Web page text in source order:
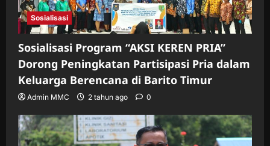
Sosialisasi
Sosialisasi Program “AKSI KEREN PRIA”
Dorong Peningkatan Partisipasi Pria dalam
Keluarga Berencana di Barito Timur
Admin MMC 2 tahun ago 0